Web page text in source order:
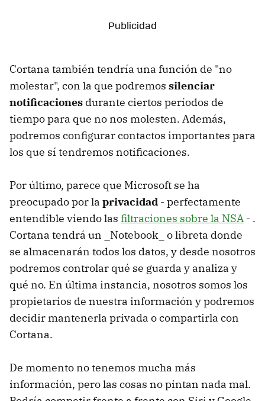
Cortana también tendría una función de "no
molestar", con la que podremos silenciar
notificaciones durante ciertos períodos de
tiempo para que no nos molesten. Además,
podremos configurar contactos importantes para
los que sí tendremos notificaciones.
Por último, parece que Microsoft se ha
preocupado por la privacidad - perfectamente
entendible viendo las filtraciones sobre la NSA - .
Cortana tendrá un _Notebook_ o libreta donde
se almacenarán todos los datos, y desde nosotros
podremos controlar qué se guarda y analiza y
qué no. En última instancia, nosotros somos los
propietarios de nuestra información y podremos
decidir mantenerla privada o compartirla con
Cortana.
De momento no tenemos mucha más
información, pero las cosas no pintan nada mal.